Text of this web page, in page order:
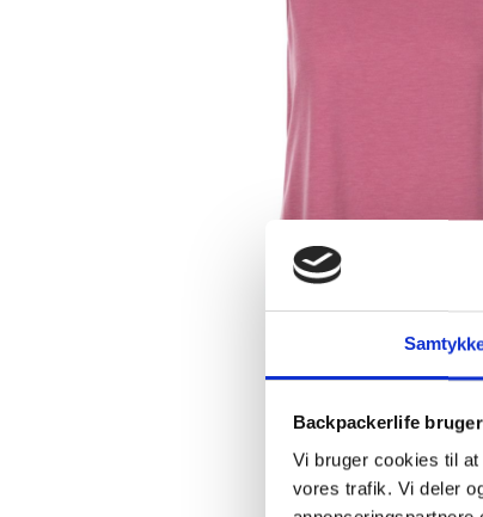
Backpackerlife
Vi bruger cookies til
vores trafik. Vi deler